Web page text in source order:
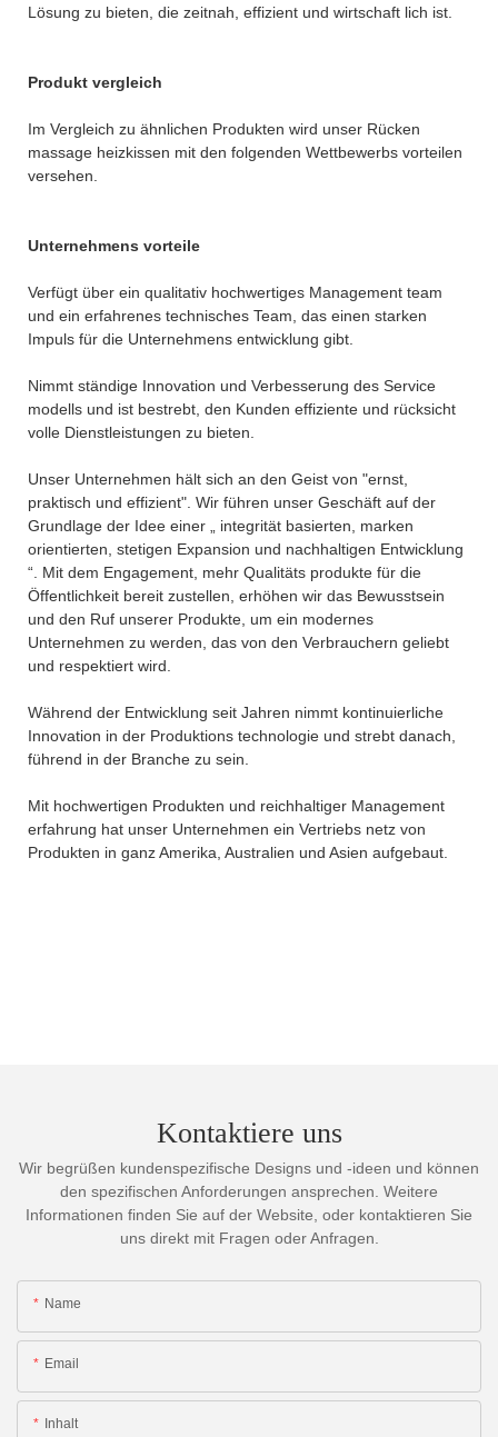
Lösung zu bieten, die zeitnah, effizient und wirtschaft lich ist.
Produkt vergleich
Im Vergleich zu ähnlichen Produkten wird unser Rücken
massage heizkissen mit den folgenden Wettbewerbs vorteilen
versehen.
Unternehmens vorteile
Verfügt über ein qualitativ hochwertiges Management team
und ein erfahrenes technisches Team, das einen starken
Impuls für die Unternehmens entwicklung gibt.
Nimmt ständige Innovation und Verbesserung des Service
modells und ist bestrebt, den Kunden effiziente und rücksicht
volle Dienstleistungen zu bieten.
Unser Unternehmen hält sich an den Geist von "ernst,
praktisch und effizient". Wir führen unser Geschäft auf der
Grundlage der Idee einer „ integrität basierten, marken
orientierten, stetigen Expansion und nachhaltigen Entwicklung
“. Mit dem Engagement, mehr Qualitäts produkte für die
Öffentlichkeit bereit zustellen, erhöhen wir das Bewusstsein
und den Ruf unserer Produkte, um ein modernes
Unternehmen zu werden, das von den Verbrauchern geliebt
und respektiert wird.
Während der Entwicklung seit Jahren nimmt kontinuierliche
Innovation in der Produktions technologie und strebt danach,
führend in der Branche zu sein.
Mit hochwertigen Produkten und reichhaltiger Management
erfahrung hat unser Unternehmen ein Vertriebs netz von
Produkten in ganz Amerika, Australien und Asien aufgebaut.
Kontaktiere uns
Wir begrüßen kundenspezifische Designs und -ideen und können
den spezifischen Anforderungen ansprechen. Weitere
Informationen finden Sie auf der Website, oder kontaktieren Sie
uns direkt mit Fragen oder Anfragen.
Name
Email
Inhalt